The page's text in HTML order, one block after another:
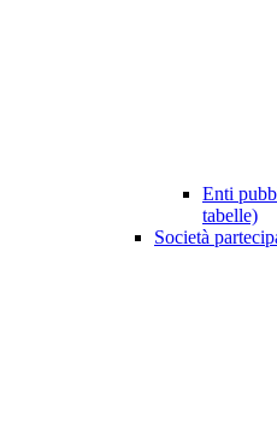
Enti
tabelle)
Società